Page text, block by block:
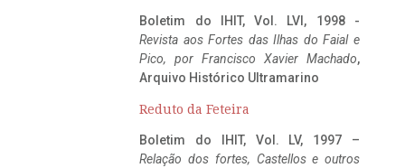
Boletim do IHIT, Vol. LVI, 1998 -
Revista aos Fortes das Ilhas do Faial e
Pico, por Francisco Xavier Machado,
Arquivo Histórico Ultramarino
Reduto da Feteira
Boletim do IHIT, Vol. LV, 1997 –
Relação dos fortes, Castellos e outros